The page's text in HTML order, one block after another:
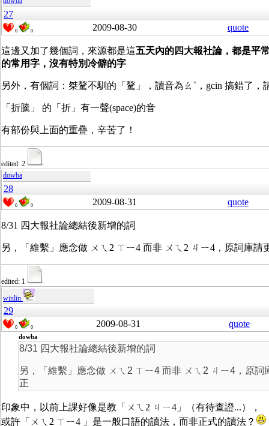
27
0 0 2009-08-30 quote
這邊又加了幾個詞，來源都是這五天內的四大報社論，都是平
的常用字，沒有特別冷僻的字
另外，有個詞 ：桀驁不馴的「驁」，讀音為ㄠˋ，gcin 搞錯了，
「折騰」 的「折」有一聲(space)的音
有部份與上面的重疊，辛苦了！
edited: 2
dowba
28
0 0 2009-08-31 quote
8/31 四大報社論總結後新增的詞
另，「維繫」應念做 ㄨㄟ2 ㄒㄧ4 而非 ㄨㄟ2 ㄐㄧ4，原詞庫請
edited: 1
winlin
29
0 0 2009-08-31 quote
dowba
8/31 四大報社論總結後新增的詞
另，「維繫」應念做 ㄨㄟ2 ㄒㄧ4 而非 ㄨㄟ2 ㄐㄧ4，原詞
正
印象中，以前上課好像是教「ㄨㄟ2 ㄐㄧ4」（有待查證...），
或許「ㄨㄟ2 ㄒㄧ4 」是一般口語的讀法，而非正式的讀法？